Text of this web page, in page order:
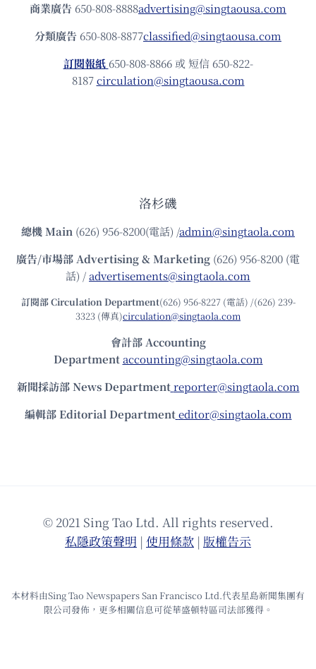
商業廣告 650-808-8888advertising@singtaousa.com
分類廣告 650-808-8877classified@singtaousa.com
訂閱報紙 650-808-8866 或 短信 650-822-
8187circulation@singtaousa.com
洛杉磯
總機Main (626) 956-8200(電話) /admin@singtaola.com
廣告/市場部Advertising & Marketing (626) 956-8200 (電
話) /advertisements@singtaola.com
訂閱部 Circulation Department(626) 956-8227 (電話) /(626) 239-
3323 (傳真)circulation@singtaola.com
會計部 Accounting
Department accounting@singtaola.com
新聞採訪部 News Department reporter@singtaola.com
編輯部 Editorial Department editor@singtaola.com
© 2021 Sing Tao Ltd. All rights reserved.
私隱政策聲明 | 使⽤條款 | 版權告⽰
本材料由Sing Tao Newspapers San Francisco Ltd.代表星島新聞集團有
限公司發佈，更多相關信息可從華盛頓特區司法部獲得。